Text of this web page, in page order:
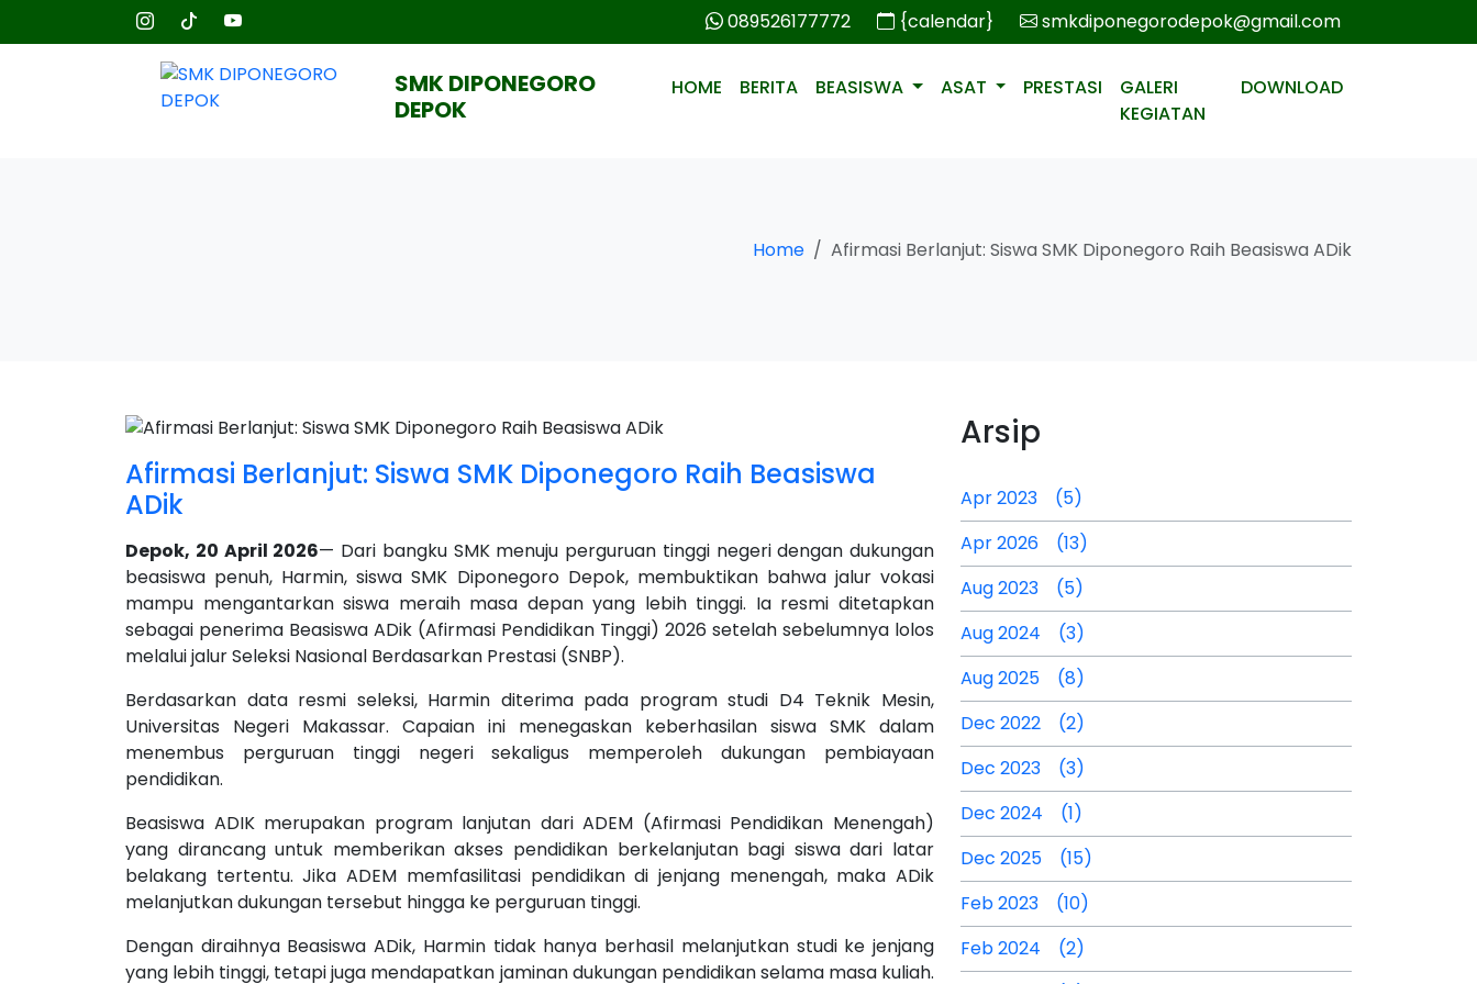
089526177772 {calendar} smkdiponegorodepok@gmail.com
SMK DIPONEGORO
DEPOK
HOME BERITA BEASISWA ASAT PRESTASI
GALERI
KEGIATAN
DOWNLOAD
Home Afirmasi Berlanjut: Siswa SMK Diponegoro Raih Beasiswa ADik
Afirmasi Berlanjut: Siswa SMK Diponegoro Raih Beasiswa
ADik
Depok, 20 April 2026— Dari bangku SMK menuju perguruan tinggi negeri dengan dukungan
beasiswa penuh, Harmin, siswa SMK Diponegoro Depok, membuktikan bahwa jalur vokasi
mampu mengantarkan siswa meraih masa depan yang lebih tinggi. Ia resmi ditetapkan
sebagai penerima Beasiswa ADik (Afirmasi Pendidikan Tinggi) 2026 setelah sebelumnya lolos
melalui jalur Seleksi Nasional Berdasarkan Prestasi (SNBP).
Berdasarkan data resmi seleksi, Harmin diterima pada program studi D4 Teknik Mesin,
Universitas Negeri Makassar. Capaian ini menegaskan keberhasilan siswa SMK dalam
menembus perguruan tinggi negeri sekaligus memperoleh dukungan pembiayaan
pendidikan.
Beasiswa ADIK merupakan program lanjutan dari ADEM (Afirmasi Pendidikan Menengah)
yang dirancang untuk memberikan akses pendidikan berkelanjutan bagi siswa dari latar
belakang tertentu. Jika ADEM memfasilitasi pendidikan di jenjang menengah, maka ADik
melanjutkan dukungan tersebut hingga ke perguruan tinggi.
Dengan diraihnya Beasiswa ADik, Harmin tidak hanya berhasil melanjutkan studi ke jenjang
yang lebih tinggi, tetapi juga mendapatkan jaminan dukungan pendidikan selama masa kuliah.
Arsip
Apr 2023 (5)
Apr 2026 (13)
Aug 2023 (5)
Aug 2024 (3)
Aug 2025 (8)
Dec 2022 (2)
Dec 2023 (3)
Dec 2024 (1)
Dec 2025 (15)
Feb 2023 (10)
Feb 2024 (2)